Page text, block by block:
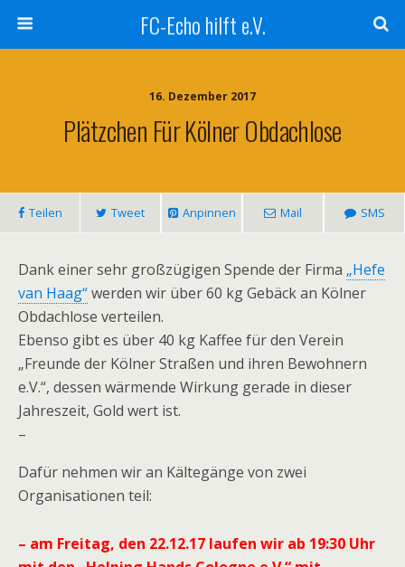
FC-Echo hilft e.V.
16. Dezember 2017
Plätzchen Für Kölner Obdachlose
Teilen Tweet Anpinnen Mail SMS
Dank einer sehr großzügigen Spende der Firma „Hefe
van Haag“werden wir über 60 kg Gebäck an Kölner
Obdachlose verteilen.
Ebenso gibt es über 40 kg Kaffee für den Verein
„Freunde der Kölner Straßen und ihren Bewohnern
e.V.“, dessen wärmende Wirkung gerade in dieser
Jahreszeit, Gold wert ist.
–
Dafür nehmen wir an Kältegänge von zwei
Organisationen teil:
– am Freitag, den 22.12.17 laufen wir ab 19:30 Uhr